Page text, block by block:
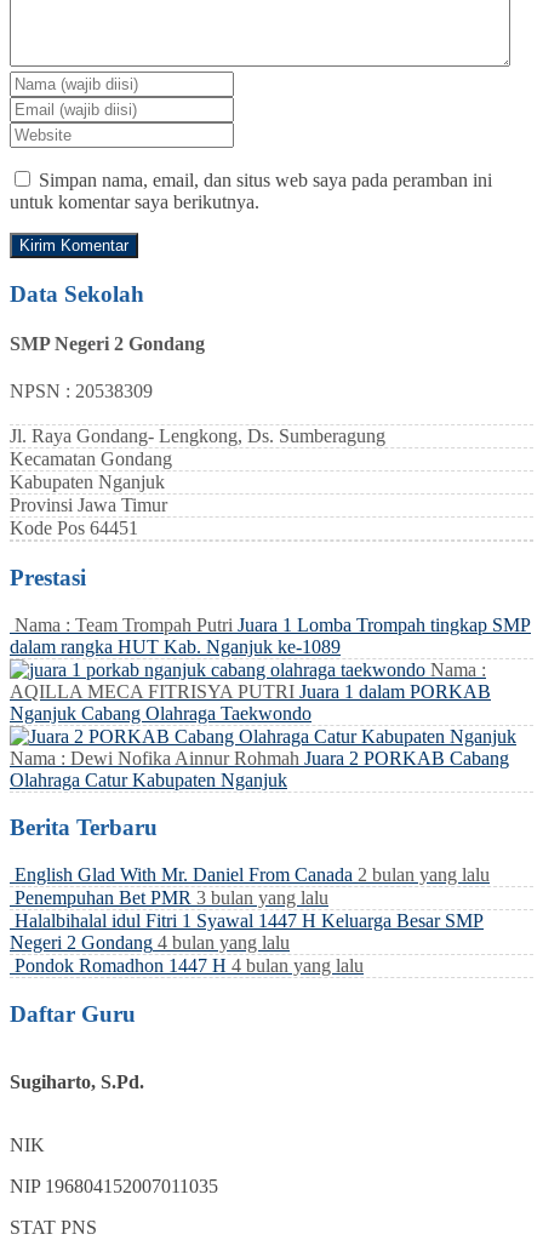
Simpan nama, email, dan situs web saya pada peramban ini
untuk komentar saya berikutnya.
Data Sekolah
SMP Negeri 2 Gondang
NPSN : 20538309
Jl. Raya Gondang- Lengkong, Ds. Sumberagung
Kecamatan Gondang
Kabupaten Nganjuk
Provinsi Jawa Timur
Kode Pos 64451
Prestasi
Nama : Team Trompah Putri Juara 1 Lomba Trompah tingkap SMP
dalam rangka HUT Kab. Nganjuk ke-1089
Nama :
AQILLA MECA FITRISYA PUTRI Juara 1 dalam PORKAB
Nganjuk Cabang Olahraga Taekwondo
Nama : Dewi Nofika Ainnur Rohmah Juara 2 PORKAB Cabang
Olahraga Catur Kabupaten Nganjuk
Berita Terbaru
English Glad With Mr. Daniel From Canada 2 bulan yang lalu
Penempuhan Bet PMR 3 bulan yang lalu
Halalbihalal idul Fitri 1 Syawal 1447 H Keluarga Besar SMP
Negeri 2 Gondang 4 bulan yang lalu
Pondok Romadhon 1447 H 4 bulan yang lalu
Daftar Guru
Sugiharto, S.Pd.
NIK
NIP 196804152007011035
STAT PNS